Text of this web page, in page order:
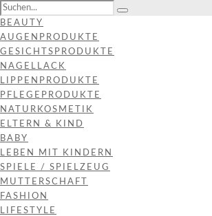
BEAUTY
AUGENPRODUKTE
GESICHTSPRODUKTE
NAGELLACK
LIPPENPRODUKTE
PFLEGEPRODUKTE
NATURKOSMETIK
ELTERN & KIND
BABY
LEBEN MIT KINDERN
SPIELE / SPIELZEUG
MUTTERSCHAFT
FASHION
LIFESTYLE